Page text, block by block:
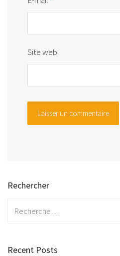
Site web
Rechercher
Recent Posts